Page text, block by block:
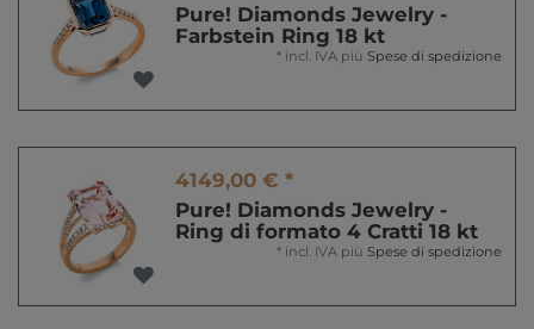
Pure! Diamonds Jewelry -
Farbstein Ring 18 kt
* incl. IVA più Spese di spedizione
4149,00 € *
Pure! Diamonds Jewelry -
Ring di formato 4 Cratti 18 kt
* incl. IVA più Spese di spedizione